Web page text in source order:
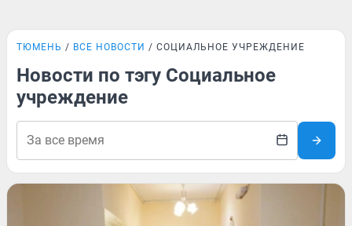
ТЮМЕНЬ ВСЕ НОВОСТИ СОЦИАЛЬНОЕ УЧРЕЖДЕНИЕ
Новости по тэгу Социальное
учреждение